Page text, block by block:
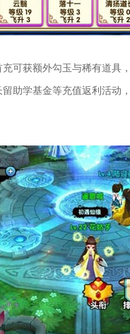
可获额外勾玉与稀有道具
助学基金等充值返利活动